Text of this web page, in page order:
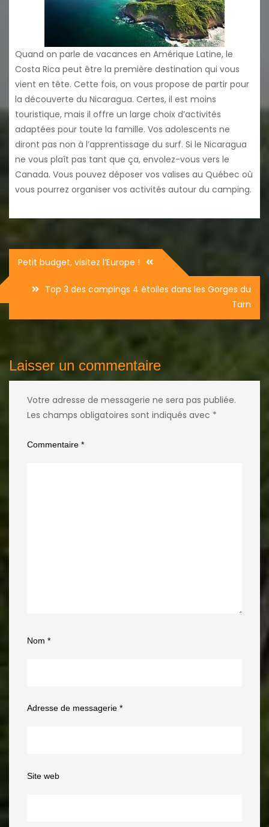
Quand on parle de vacances en Amérique Latine, le
Costa Rica peut être la première destination qui vous
vient en tête. Cette fois, on vous propose de partir pour
la découverte du Nicaragua. Certes, il est moins
touristique, mais il offre un large choix d’activités
adaptées pour toute la famille. Vos adolescents ne
diront pas non à l’apprentissage du surf. Si le Nicaragua
ne vous plaît pas tant que ça, envolez-vous vers le
Canada. Vous pouvez déposer vos valises au Québec où
vous pourrez organiser vos activités autour du camping.
Navigation
de
l’article
Petit budget, visitez l’Europe !
Top 3 des campings 4 étoiles dans les Gorges du
Tarn
Laisser un commentaire
Votre adresse de messagerie ne sera pas publiée.
Les champs obligatoires sont indiqués avec *
Commentaire *
Nom *
Adresse de messagerie *
Site web